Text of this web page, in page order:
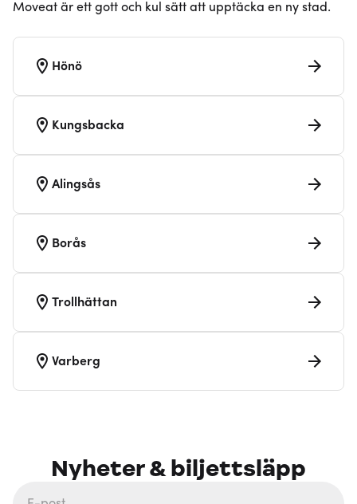
Moveat är ett gott och kul sätt att upptäcka en ny stad.
Hönö
Kungsbacka
Alingsås
Borås
Trollhättan
Varberg
Nyheter & biljettsläpp